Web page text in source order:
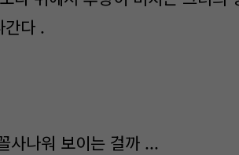
간다 .
사나워 보이는 걸까 ...